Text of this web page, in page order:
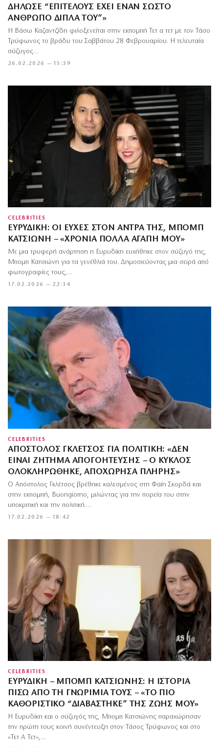
ΔΉΛΩΣΕ “ΕΠΙΤΈΛΟΥΣ ΈΧΕΙ ΈΝΑΝ ΣΩΣΤΌ
ΆΝΘΡΩΠΟ ΔΊΠΛΑ ΤΟΥ”»
26.02.2026 — 15:59
Η Βάσω Καζαντζίδη φιλοξενείται στην εκπομπή Τετ α τετ με τον Τάσο
Τρύφωνος το βράδυ του Σαββάτου 28 Φεβρουαρίου. Η τελευταία
σύζυγος…
CELEBRITIES
ΕΥΡΥΔΊΚΗ: ΟΙ ΕΥΧΈΣ ΣΤΟΝ ΆΝΤΡΑ ΤΗΣ, ΜΠΟΜΠ
ΚΑΤΣΙΏΝΗ – «ΧΡΌΝΙΑ ΠΟΛΛΆ ΑΓΆΠΗ ΜΟΥ»
17.02.2026 — 22:34
Με μια τρυφερή ανάρτηση η Ευρυδίκη ευχήθηκε στον σύζυγό της,
Μπομπ Κατσιώνη για τα γενέθλιά του. Δημοσιεύοντας μια σειρά από
φωτογραφίες τους,…
CELEBRITIES
ΑΠΌΣΤΟΛΟΣ ΓΚΛΈΤΣΟΣ ΓΙΑ ΠΟΛΙΤΙΚΉ: «ΔΕΝ
ΕΊΝΑΙ ΖΉΤΗΜΑ ΑΠΟΓΟΉΤΕΥΣΗΣ – Ο ΚΎΚΛΟΣ
ΟΛΟΚΛΗΡΏΘΗΚΕ, ΑΠΟΧΏΡΗΣΑ ΠΛΉΡΗΣ»
17.02.2026 — 18:42
Ο Απόστολος Γκλέτσος βρέθηκε καλεσμένος στη Φαίη Σκορδά και
στην εκπομπή, Buongiorno, μιλώντας για την πορεία του στην
υποκριτική και την πολιτική.…
CELEBRITIES
ΕΥΡΥΔΊΚΗ – ΜΠΟΜΠ ΚΑΤΣΙΏΝΗΣ: Η ΙΣΤΟΡΊΑ
ΠΊΣΩ ΑΠΌ ΤΗ ΓΝΩΡΙΜΊΑ ΤΟΥΣ – «ΤΟ ΠΙΟ
ΚΑΘΟΡΙΣΤΙΚΌ “ΔΙΑΒΆΣΤΗΚΕ” ΤΗΣ ΖΩΉΣ ΜΟΥ»
Η Ευρυδίκη και ο σύζυγός της, Μπομπ Κατσιώνης παραχώρησαν
την πρώτη τους κοινή συνέντευξη στον Τάσος Τρύφωνος και στο
«Τετ Α Τετ»,…